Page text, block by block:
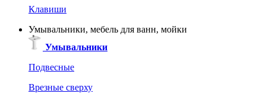
Клавиши
Умывальники, мебель для ванн, мойки
Умывальники
Подвесные
Врезные сверху